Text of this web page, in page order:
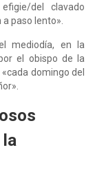
del clavado
paso lento».
mediodía, en la
el obispo de la
domingo del